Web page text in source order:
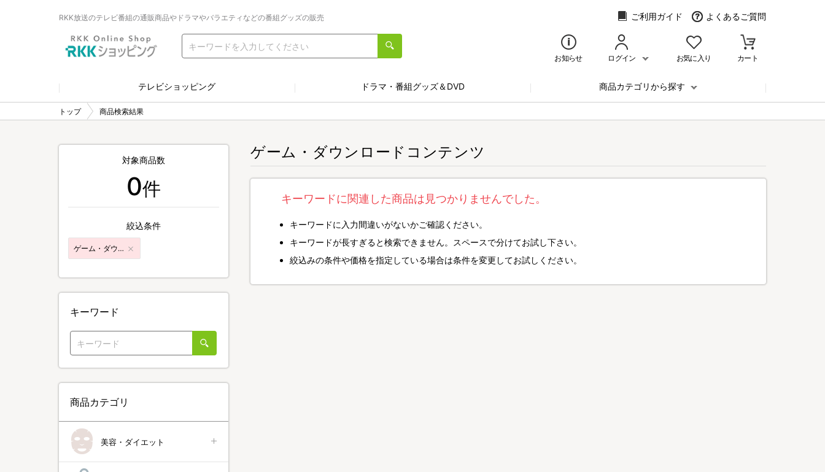
RKK放送のテレビ番組の通販商品やドラマやバラエティなどの番組グッズの販売 ご利用ガイド よくあるご質問
お知らせ ログイン お気に入り カート
テレビショッピング ドラマ・番組グッズ＆DVD 商品カテゴリから探す
トップ 商品検索結果
ゲーム・ダウンロードコンテンツ
キーワードに関連した商品は見つかりませんでした。
キーワードに入力間違いがないかご確認ください。
キーワードが長すぎると検索できません。スペースで分けてお試し下さい。
絞込みの条件や価格を指定している場合は条件を変更してお試しください。
対象商品数
0件
絞込条件
ゲーム・ダウンロードコンテンツ
キーワード
商品カテゴリ
美容・ダイエット